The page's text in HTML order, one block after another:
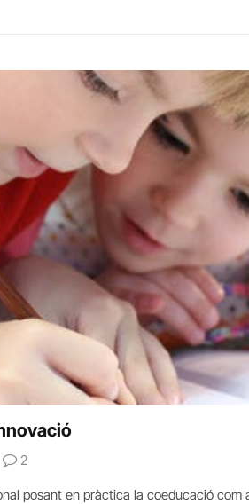
2
posant en pràctica la coeducació